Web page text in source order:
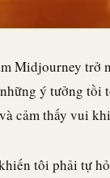
Midjourney trở
ý tưởng tồi
và cảm thấy vui
tôi phải tự